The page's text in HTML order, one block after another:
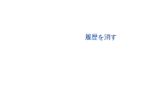
履歴を消す